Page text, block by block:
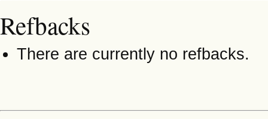
Refbacks
There are currently no refbacks.